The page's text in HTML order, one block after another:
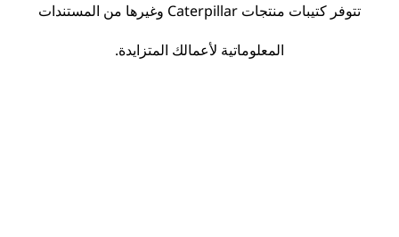
تتوفر كتيبات منتجات Caterpillar وغيرها من المستندات
المعلوماتية لأعمالك المتزايدة.